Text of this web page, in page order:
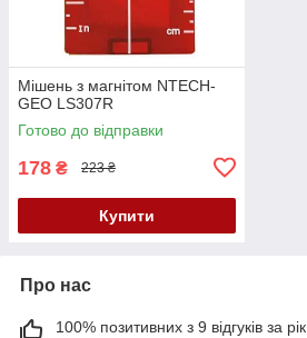
Мішень з магнітом NTECH-
GEO LS307R
Готово до відправки
178 ₴ 223 ₴
Купити
Про нас
100% позитивних з 9 відгуків за рік